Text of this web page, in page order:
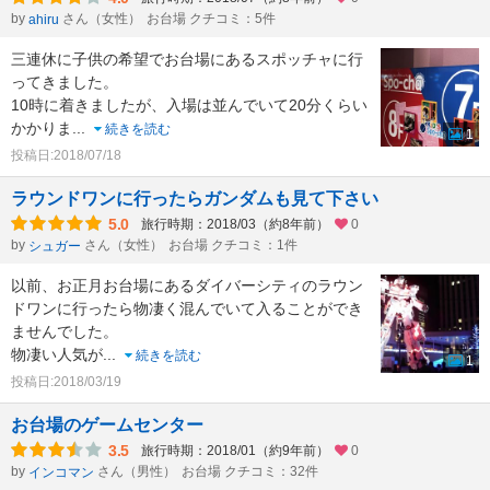
by ahiru さん（女性） お台場 クチコミ：5件
三連休に子供の希望でお台場にあるスポッチャに行
ってきました。
10時に着きましたが、入場は並んでいて20分くらい
かかりま ...
続きを読む
投稿日:2018/07/18
1
ラウンドワンに行ったらガンダムも見て下さい
5.0 旅行時期：2018/03（約8年前）
0
by シュガー さん（女性） お台場 クチコミ：1件
以前、お正月お台場にあるダイバーシティのラウン
ドワンに行ったら物凄く混んでいて入ることができ
ませんでした。
物凄い人気が...
続きを読む
投稿日:2018/03/19
1
お台場のゲームセンター
3.5 旅行時期：2018/01（約9年前）
0
by インコマン さん（男性） お台場 クチコミ：32件